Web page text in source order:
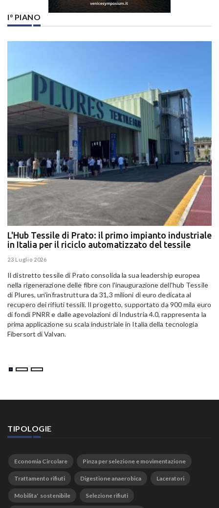
I° PIANO
L'Hub Tessile di Prato: il primo impianto industriale
in Italia per il riciclo automatizzato del tessile
23 Luglio 2026
Il distretto tessile di Prato consolida la sua leadership europea
nella rigenerazione delle fibre con l'inaugurazione dell'hub Tessile
di Plures, un'infrastruttura da 31,3 milioni di euro dedicata al
recupero dei rifiuti tessili. Il progetto, supportato da 900 mila euro
di fondi PNRR e dalle agevolazioni di Industria 4.0, rappresenta la
prima applicazione su scala industriale in Italia della tecnologia
Fibersort di Valvan.
TIPOLOGIE
Economia Circolare Pinza per selezione e movimentazione
Trattamento rifiuti Digestione anaerobica Laceratori
Mobilita' sostenibile Selezione rifiuti